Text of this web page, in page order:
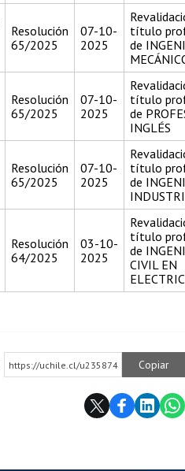
Resolución
65/2025
07-10-
2025
título
de
Resolución
65/2025
07-10-
2025
título
de
INGLÉS
Resolución
65/2025
07-10-
2025
título
de
Resolución
64/2025
03-10-
2025
título
de
CIVIL EN
https://uchile.cl/u235874 Copiar